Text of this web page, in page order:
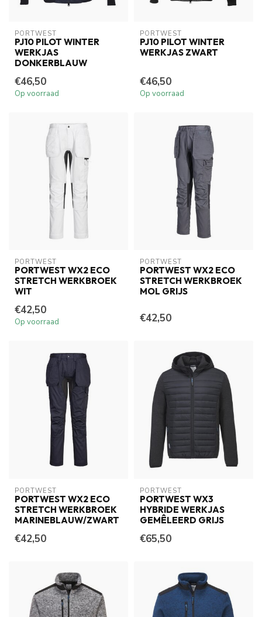
PORTWEST
PJ10 PILOT WINTER
WERKJAS
DONKERBLAUW
€46,50
Op voorraad
PORTWEST
PJ10 PILOT WINTER
WERKJAS ZWART
€46,50
Op voorraad
PORTWEST
PORTWEST WX2 ECO
STRETCH WERKBROEK
WIT
€42,50
Op voorraad
PORTWEST
PORTWEST WX2 ECO
STRETCH WERKBROEK
MOL GRIJS
€42,50
PORTWEST
PORTWEST WX2 ECO
STRETCH WERKBROEK
MARINEBLAUW/ZWART
€42,50
PORTWEST
PORTWEST WX3
HYBRIDE WERKJAS
GEMÊLEERD GRIJS
€65,50